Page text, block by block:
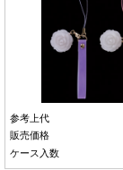
参考上代
販売価格
ケース入数